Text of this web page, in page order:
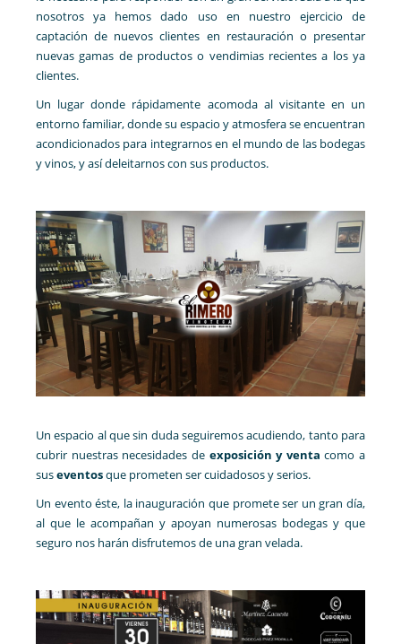
nosotros ya hemos dado uso en nuestro ejercicio de
captación de nuevos clientes en restauración o presentar
nuevas gamas de productos o vendimias recientes a los ya
clientes.
Un lugar donde rápidamente acomoda al visitante en un
entorno familiar, donde su espacio y atmosfera se encuentran
acondicionados para integrarnos en el mundo de las bodegas
y vinos, y así deleitarnos con sus productos.
Un espacio al que sin duda seguiremos acudiendo, tanto para
cubrir nuestras necesidades deexposición y venta como a
suseventosque prometen ser cuidadosos y serios.
Un evento éste, la inauguración que promete ser un gran día,
al que le acompañan y apoyan numerosas bodegas y que
seguro nos harán disfrutemos de una gran velada.